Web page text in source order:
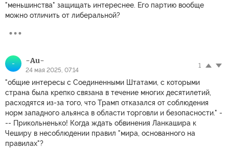
"меньшинства" защищать интереснее. Его партию вообще
можно отличить от либеральной?
- -Au-
24 мая 2025, 07:14
1
"общие интересы с Соединенными Штатами, с которыми
страна была крепко связана в течение многих десятилетий,
расходятся из-за того, что Трамп отказался от соблюдения
норм западного альянса в области торговли и безопасности." -
-- Прикольненько! Когда ждать обвинения Ланкашира к
Чеширу в несоблюдении правил "мира, основанного на
правилах"?